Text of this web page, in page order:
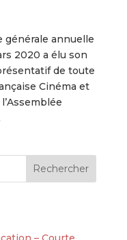
générale annuelle
2020 a élu son
de toute
Cinéma et